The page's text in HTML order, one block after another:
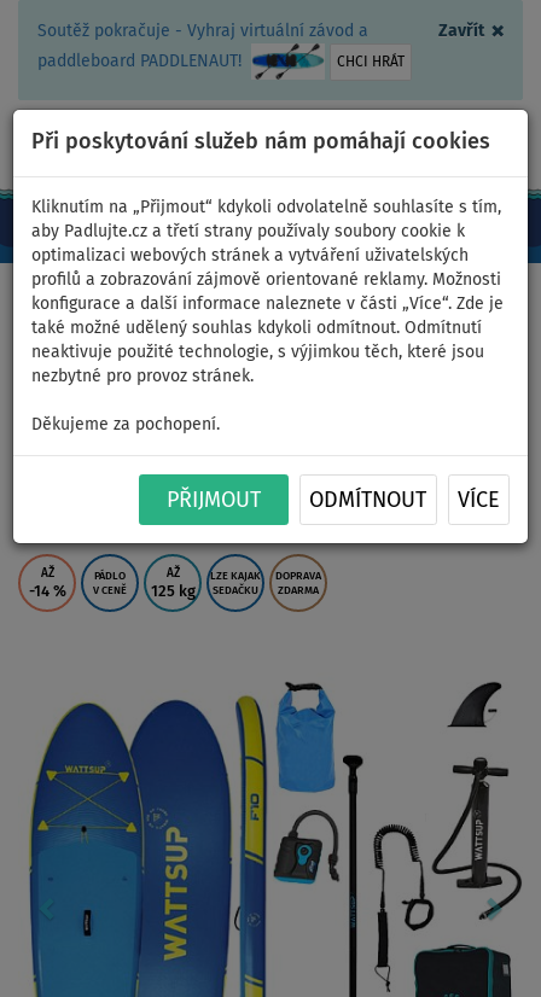
Zavřít ×
Soutěž pokračuje - Vyhraj virtuální závod a
paddleboard PADDLENAUT!
CHCI HRÁT
Při poskytování služeb nám pomáhají cookies
Kliknutím na „Přijmout“ kdykoli odvolatelně souhlasíte s tím,
aby Padlujte.cz a třetí strany používaly soubory cookie k
optimalizaci webových stránek a vytváření uživatelských
profilů a zobrazování zájmově orientované reklamy. Možnosti
konfigurace a další informace naleznete v části „Více“. Zde je
také možné udělený souhlas kdykoli odmítnout. Odmítnutí
neaktivuje použité technologie, s výjimkou těch, které jsou
nezbytné pro provoz stránek.
Děkujeme za pochopení.
PŘIJMOUT ODMÍTNOUT VÍCE
CZ/Kč +420 467 409 090 0ks
Domů >Nafukovací paddleboardy >Malé univerzální
Paddleboard WATTSUP F10
10'0 - nafukovací - varianta:
startovací sada
AŽ
-14 %
PÁDLO
V CENĚ
AŽ
125 kg
LZE KAJAK
SEDAČKU
DOPRAVA
ZDARMA